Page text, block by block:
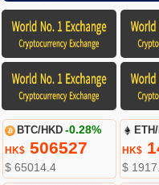
BTC/HKD -0.28%
HK$506527
$ 65014.4
HK$
$